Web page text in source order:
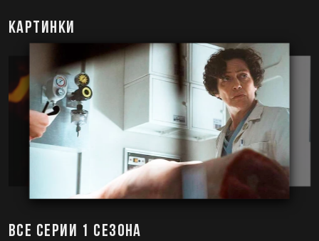
Картинки
Все серии 1 сезона